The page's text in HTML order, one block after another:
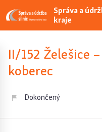
Správa a
kraje
II/152 Želešice
koberec
Dokončený